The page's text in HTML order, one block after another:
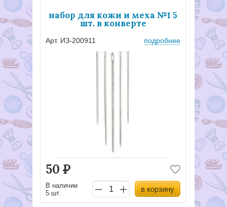
набор для кожи и меха №1 5
шт. в конверте
Арт. ИЗ-200911 подробнее
50 Р
В наличии
5 шт.
в корзину